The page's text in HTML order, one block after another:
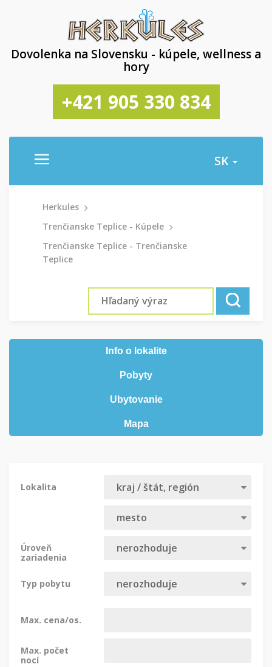
Dovolenka na Slovensku - kúpele, wellness a
hory
+421 905 330 834
SK
Herkules
Trenčianske Teplice - Kúpele
Trenčianske Teplice - Trenčianske
Teplice
Info o lokalite
Pobyty
Ubytovanie
Mapa
Lokalita
Úroveň
zariadenia
Typ pobytu
Max. cena/os.
Max. počet
nocí